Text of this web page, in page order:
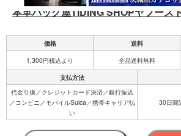
本革バッグ屋TIDING SHOPヤフース
価格 送料
1,300円税込より
全品送料無料
支払方法
代金引換／クレジットカード決済／銀行振込
／コンビニ／モバイルSuica／携帯キャリア払
い
30日間